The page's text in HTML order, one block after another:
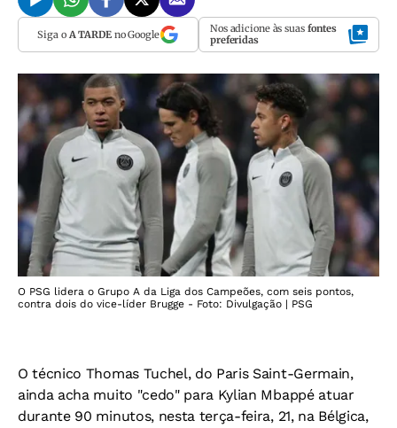
Siga o A TARDEno Google Nos adicione às suas fontes
preferidas
O PSG lidera o Grupo A da Liga dos Campeões, com seis pontos,
contra dois do vice-líder Brugge - Foto: Divulgação | PSG
O técnico Thomas Tuchel, do Paris Saint-Germain,
ainda acha muito "cedo" para Kylian Mbappé atuar
durante 90 minutos, nesta terça-feira, 21, na Bélgica,